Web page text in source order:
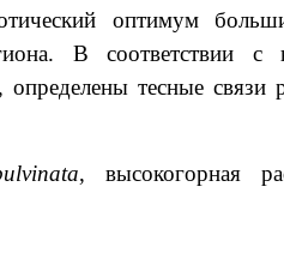
оптимум
В соответствии с
, определены тесные связи
, высокогорная